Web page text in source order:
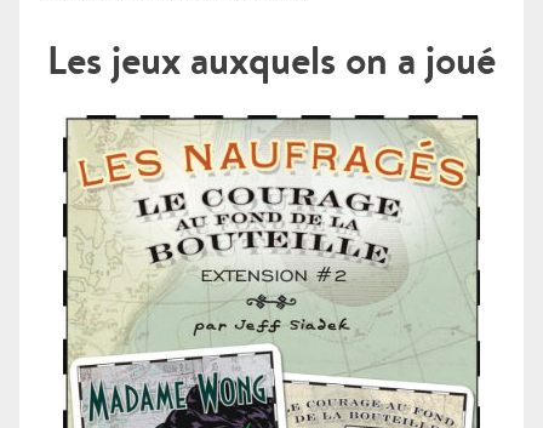
Les jeux auxquels on a joué